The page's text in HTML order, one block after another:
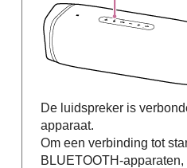
De luidspreker is
apparaat.
Om een verbinding tot
BLUETOOTH-